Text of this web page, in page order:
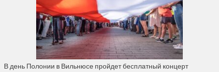
В день Полонии в Вильнюсе пройдет бесплатный концерт